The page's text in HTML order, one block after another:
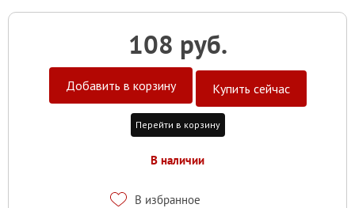
108 руб.
Добавить в корзину Купить сейчас
Перейти в корзину
В наличии
В избранное